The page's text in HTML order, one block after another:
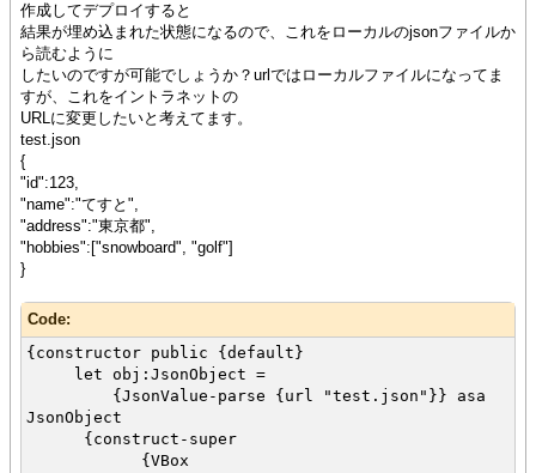
作成してデプロイすると
結果が埋め込まれた状態になるので、これをローカルのjsonファイルか
ら読むように
したいのですが可能でしょうか？urlではローカルファイルになってま
すが、これをイントラネットの
URLに変更したいと考えてます。
test.json
{
"id":123,
"name":"てすと",
"address":"東京都",
"hobbies":["snowboard", "golf"]
}
Code:
{constructor public {default}
let obj:JsonObject =
{JsonValue-parse {url "test.json"}} asa
JsonObject
{construct-super
{VBox